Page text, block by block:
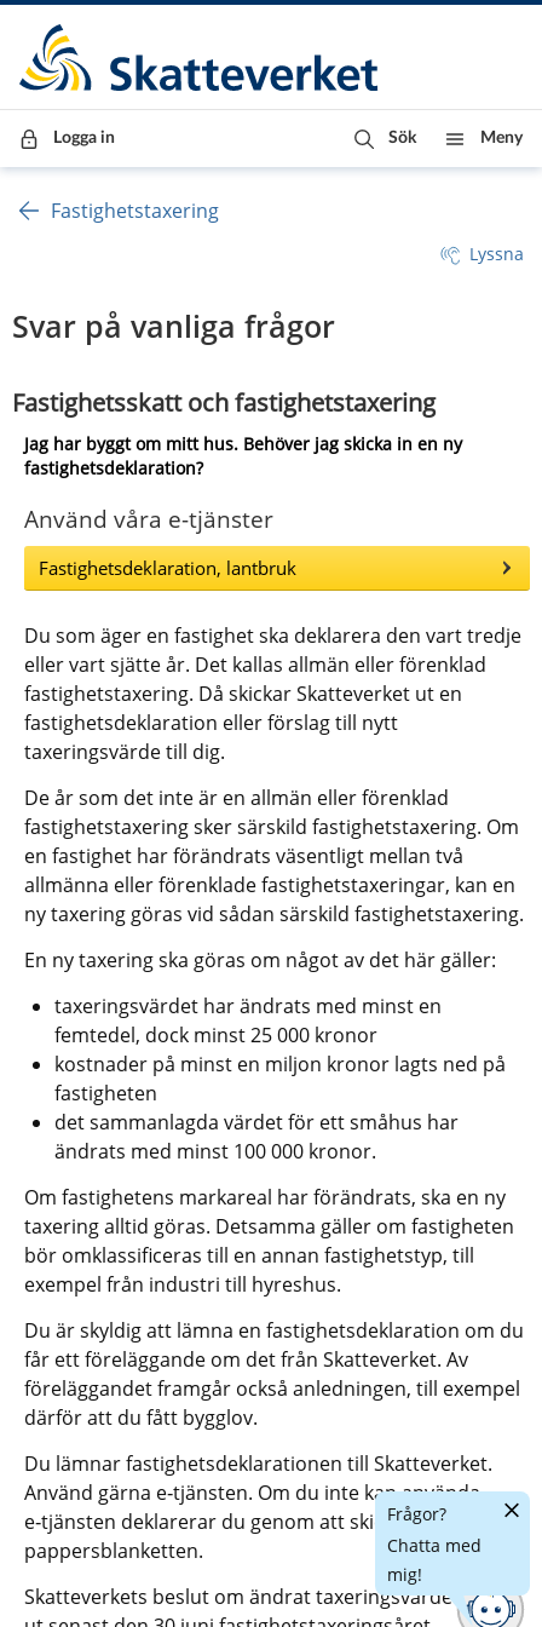
Till innehåll
Till navigationen
Till chattrobot
Logga in Sök Meny
Fastighetstaxering
Lyssna
Svar på vanliga frågor
Fastighetsskatt och fastighetstaxering
Jag har byggt om mitt hus. Behöver jag skicka in en ny
fastighetsdeklaration?
Använd våra e-tjänster
Fastighetsdeklaration, lantbruk
Du som äger en fastighet ska deklarera den vart tredje
eller vart sjätte år. Det kallas allmän eller förenklad
fastighetstaxering. Då skickar Skatteverket ut en
fastighetsdeklaration eller förslag till nytt
taxeringsvärde till dig.
De år som det inte är en allmän eller förenklad
fastighetstaxering sker särskild fastighetstaxering. Om
en fastighet har förändrats väsentligt mellan två
allmänna eller förenklade fastighetstaxeringar, kan en
ny taxering göras vid sådan särskild fastighetstaxering.
En ny taxering ska göras om något av det här gäller:
taxeringsvärdet har ändrats med minst en
femtedel, dock minst 25 000 kronor
kostnader på minst en miljon kronor lagts ned på
fastigheten
det sammanlagda värdet för ett småhus har
ändrats med minst 100 000 kronor.
Om fastighetens markareal har förändrats, ska en ny
taxering alltid göras. Detsamma gäller om fastigheten
bör omklassificeras till en annan fastighetstyp, till
exempel från industri till hyreshus.
Du är skyldig att lämna en fastighetsdeklaration om du
får ett föreläggande om det från Skatteverket. Av
föreläggandet framgår också anledningen, till exempel
därför att du fått bygglov.
Du lämnar fastighetsdeklarationen till Skatteverket.
Använd gärna e‑tjänsten. Om du inte kan använda
e‑tjänsten deklarerar du genom att skicka in
pappersblanketten.
Skatteverkets beslut om ändrat taxeringsvärde skickas
Frågor?
Chatta med
mig!
Dölj